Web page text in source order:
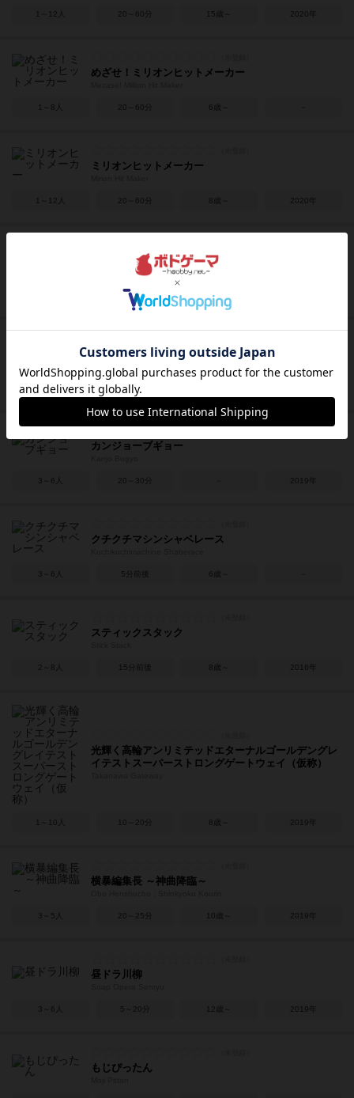
1～12人 20～60分 15歳～ 2020年
めざせ！ミリオンヒットメーカー
1～8人 20～60分 6歳～
ミリオンヒットメーカー
1～12人 20～60分 8歳～ 2020年
へんなかんじ
15～30分 10歳～
イト
2～10人 30分前後
カンジョーブギョー
3～6人 20～30分 2019年
クチクチマシンシャベレース
3～6人 5分前後 6歳～
スティックスタック
2～8人 15分前後 8歳～ 2016年
光輝く高輪アンリミテッドエターナルゴールデングレ
イテストスーパーストロングゲートウェイ（仮称）
1～10人 10～20分 8歳～ 2019年
横暴編集長 ～神曲降臨～
3～5人 20～25分 10歳～ 2019年
昼ドラ川柳
3～6人 5～20分 12歳～ 2019年
もじぴったん